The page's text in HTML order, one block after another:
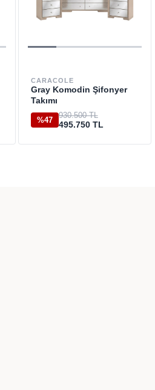
CARACOLE
Gray Komodin Şifonyer
Takımı
%47
930.500 TL
495.750 TL